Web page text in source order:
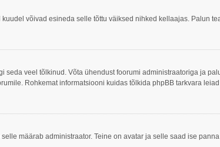
võivad esineda selle tõttu väiksed nihked kellaajas. Palun
veel tõlkinud. Võta ühendust foorumi administraatoriga ja
Rohkemat informatsiooni kuidas tõlkida phpBB tarkvara leiad
määrab administraator. Teine on avatar ja selle saad ise panna